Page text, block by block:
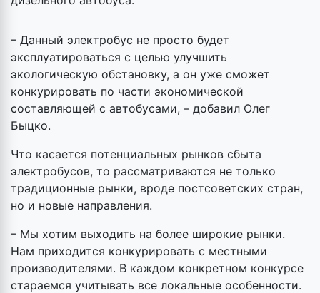
– Данный электробус не просто будет
эксплуатироваться с целью улучшить
экологическую обстановку, а он уже сможет
конкурировать по части экономической
составляющей с автобусами, – добавил Олег
Быцко.
Что касается потенциальных рынков сбыта
электробусов, то рассматриваются не только
традиционные рынки, вроде постсоветских стран,
но и новые направления.
– Мы хотим выходить на более широкие рынки.
Нам приходится конкурировать с местными
производителями. В каждом конкретном конкурсе
стараемся учитывать все локальные особенности.